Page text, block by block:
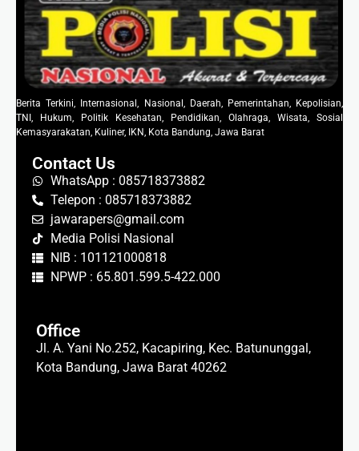
Berita Terkini, Internasional, Nasional, Daerah, Pemerintahan, Kepolisian,
TNI, Hukum, Politik Kesehatan, Pendidikan, Olahraga, Wisata, Sosial
Kemasyarakatan, Kuliner, IKN, Kota Bandung, Jawa Barat
Contact Us
WhatsApp : 085718373882
Telepon : 085718373882
jawarapers@gmail.com
Media Polisi Nasional
NIB : 101121000818
NPWP : 65.801.599.5-422.000
Office
Jl. A. Yani No.252, Kacapiring, Kec. Batununggal,
Kota Bandung, Jawa Barat 40262